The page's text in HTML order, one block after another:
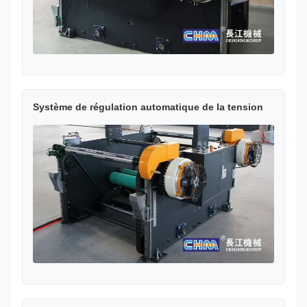
Système de régulation automatique de la tension